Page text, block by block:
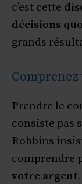
c’est cette
décisions
grands
Prendre le
consiste pas
Robbins
comprendre
votre argent